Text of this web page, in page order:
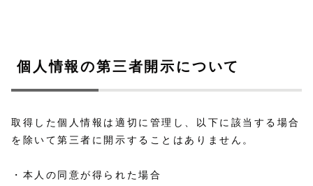
個人情報の第三者開示について
取得した個人情報は適切に管理し、以下に該当する場合
を除いて第三者に開示することはありません。
・本人の同意が得られた場合